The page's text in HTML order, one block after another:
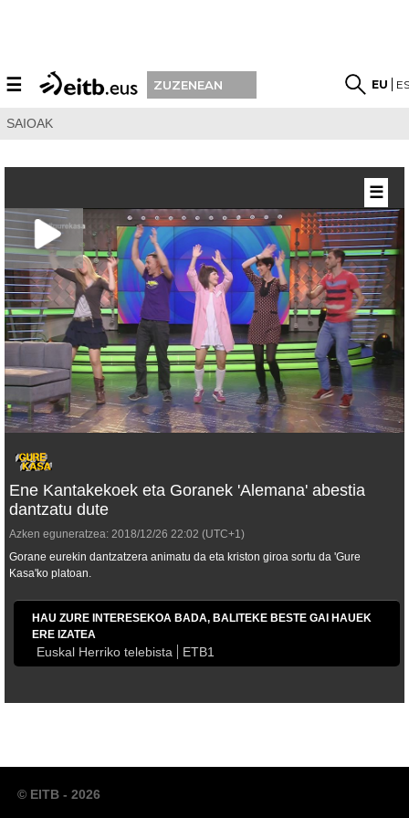
☰ ZUZENEAN EU
SAIOAK
Ene Kantakekoek eta Goranek 'Alemana' abestia
dantzatu dute
Azken eguneratzea: 2018/12/26 22:02 (UTC+1)
Gorane eurekin dantzatzera animatu da eta kriston giroa sortu da 'Gure
Kasa'ko platoan.
HAU ZURE INTERESEKOA BADA, BALITEKE BESTE GAI HAUEK
ERE IZATEA
Euskal Herriko telebista ETB1
☰
© EITB - 2026